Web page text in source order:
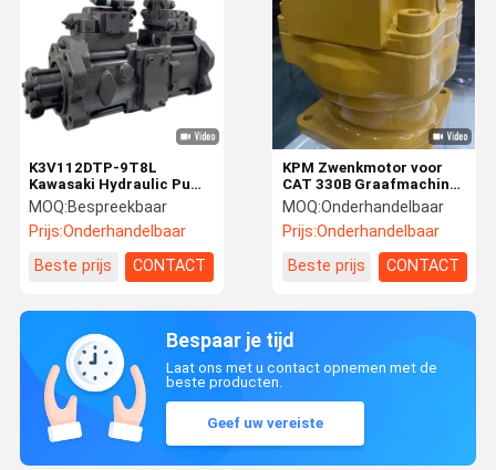
K3V112DTP-9T8L
Kawasaki Hydraulic Pump
Assembly For SANY
Excavator SY205 /SY215-
8
MOQ:Bespreekbaar
Prijs:Onderhandelbaar
Beste prijs
CONTACT
KPM Zwenkmotor voor
CAT 330B Graafmachine
Hydraulische
Draaiaandrijving 107-
7054
MOQ:Onderhandelbaar
Prijs:Onderhandelbaar
Beste prijs
CONTACT
Bespaar je tijd
Laat ons met u contact opnemen met de
beste producten.
Geef uw vereiste